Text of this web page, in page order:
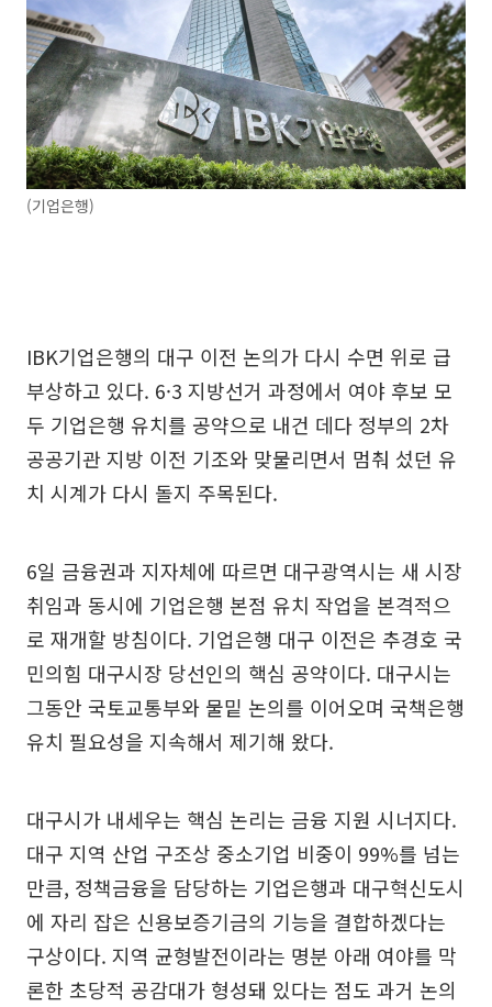
(기업은행)
IBK기업은행의 대구 이전 논의가 다시 수면 위로 급
부상하고 있다. 6·3 지방선거 과정에서 여야 후보 모
두 기업은행 유치를 공약으로 내건 데다 정부의 2차
공공기관 지방 이전 기조와 맞물리면서 멈춰 섰던 유
치 시계가 다시 돌지 주목된다.
6일 금융권과 지자체에 따르면 대구광역시는 새 시장
취임과 동시에 기업은행 본점 유치 작업을 본격적으
로 재개할 방침이다. 기업은행 대구 이전은 추경호 국
민의힘 대구시장 당선인의 핵심 공약이다. 대구시는
그동안 국토교통부와 물밑 논의를 이어오며 국책은행
유치 필요성을 지속해서 제기해 왔다.
대구시가 내세우는 핵심 논리는 금융 지원 시너지다.
대구 지역 산업 구조상 중소기업 비중이 99%를 넘는
만큼, 정책금융을 담당하는 기업은행과 대구혁신도시
에 자리 잡은 신용보증기금의 기능을 결합하겠다는
구상이다. 지역 균형발전이라는 명분 아래 여야를 막
론한 초당적 공감대가 형성돼 있다는 점도 과거 논의